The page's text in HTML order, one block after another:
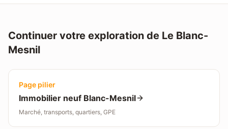
Continuer votre exploration de Le Blanc-
Mesnil
Page pilier
Immobilier neuf Blanc-Mesnil
Marché, transports, quartiers, GPE